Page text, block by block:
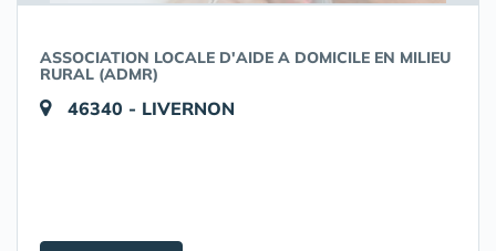
ASSOCIATION LOCALE D'AIDE A DOMICILE EN MILIEU
RURAL (ADMR)
46340 - LIVERNON